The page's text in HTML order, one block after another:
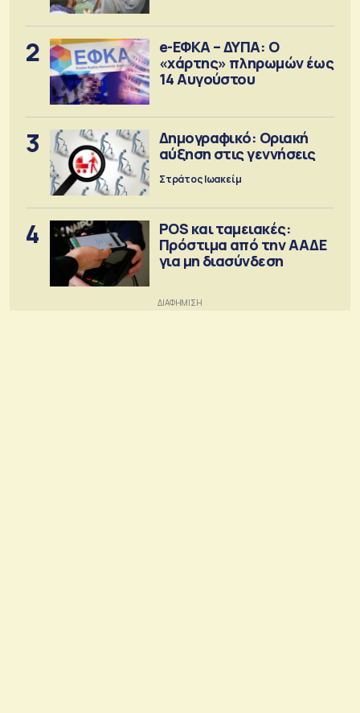
2
e-ΕΦΚΑ – ΔΥΠΑ: Ο
«χάρτης» πληρωμών έως
14 Αυγούστου
3
Δημογραφικό: Οριακή
αύξηση στις γεννήσεις
Στράτος Ιωακείμ
4
POS και ταμειακές:
Πρόστιμα από την ΑΑΔΕ
για μη διασύνδεση